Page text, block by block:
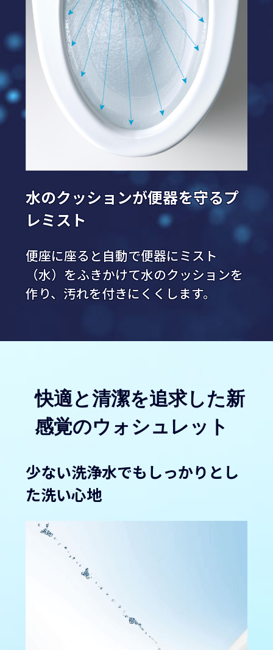
水のクッションが便器を守るプ
レミスト
便座に座ると自動で便器にミスト
（水）をふきかけて水のクッションを
作り、汚れを付きにくくします。
快適と清潔を追求した新
感覚のウォシュレット
少ない洗浄水でもしっかりとし
た洗い心地